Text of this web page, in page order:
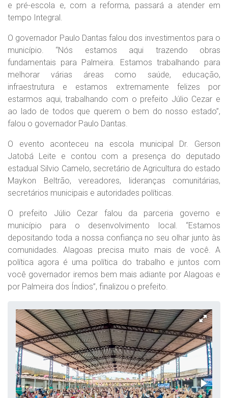
e pré-escola e, com a reforma, passará a atender em
tempo Integral.
O governador Paulo Dantas falou dos investimentos para o
município. “Nós estamos aqui trazendo obras
fundamentais para Palmeira. Estamos trabalhando para
melhorar várias áreas como saúde, educação,
infraestrutura e estamos extremamente felizes por
estarmos aqui, trabalhando com o prefeito Júlio Cezar e
ao lado de todos que querem o bem do nosso estado”,
falou o governador Paulo Dantas.
O evento aconteceu na escola municipal Dr. Gerson
Jatobá Leite e contou com a presença do deputado
estadual Silvio Camelo, secretário de Agricultura do estado
Maykon Beltrão, vereadores, lideranças comunitárias,
secretários municipais e autoridades políticas.
O prefeito Júlio Cezar falou da parceria governo e
município para o desenvolvimento local. “Estamos
depositando toda a nossa confiança no seu olhar junto às
comunidades. Alagoas precisa muito mais de você. A
política agora é uma política do trabalho e juntos com
você governador iremos bem mais adiante por Alagoas e
por Palmeira dos Índios”, finalizou o prefeito.